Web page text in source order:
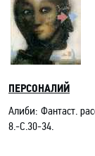
ПЕРСОНАЛИЙ
Алиби: Фантаст.
8.-C.30-34.